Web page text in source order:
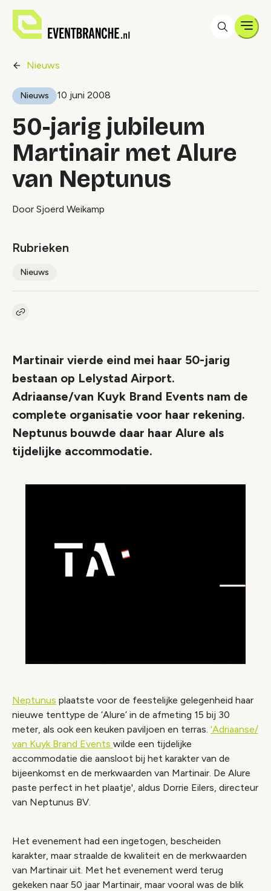
Nieuws
Nieuws 10 juni 2008
50-jarig jubileum
Martinair met Alure
van Neptunus
Door Sjoerd Weikamp
Rubrieken
Nieuws
Kopieer link naar artikel
Martinair vierde eind mei haar 50-jarig
bestaan op Lelystad Airport.
Adriaanse/van Kuyk Brand Events nam de
complete organisatie voor haar rekening.
Neptunus bouwde daar haar Alure als
tijdelijke accommodatie.
Neptunus plaatste voor de feestelijke gelegenheid haar
nieuwe tenttype de ‘Alure’ in de afmeting 15 bij 30
meter, als ook een keuken paviljoen en terras. 'Adriaanse/
van Kuyk Brand Events wilde een tijdelijke
accommodatie die aansloot bij het karakter van de
bijeenkomst en de merkwaarden van Martinair. De Alure
paste perfect in het plaatje', aldus Dorrie Eilers, directeur
van Neptunus BV.
Het evenement had een ingetogen, bescheiden
karakter, maar straalde de kwaliteit en de merkwaarden
van Martinair uit. Met het evenement werd terug
gekeken naar 50 jaar Martinair, maar vooral was de blik